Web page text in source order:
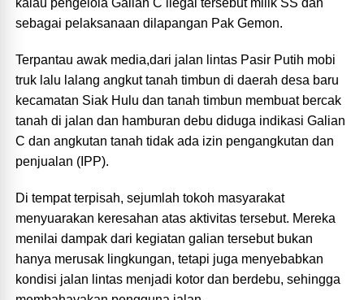
kalau pengelola Galian C ilegal tersebut milik SS dan
sebagai pelaksanaan dilapangan Pak Gemon.
Terpantau awak media,dari jalan lintas Pasir Putih mobi
truk lalu lalang angkut tanah timbun di daerah desa baru
kecamatan Siak Hulu dan tanah timbun membuat bercak
tanah di jalan dan hamburan debu diduga indikasi Galian
C dan angkutan tanah tidak ada izin pengangkutan dan
penjualan (IPP).
Di tempat terpisah, sejumlah tokoh masyarakat
menyuarakan keresahan atas aktivitas tersebut. Mereka
menilai dampak dari kegiatan galian tersebut bukan
hanya merusak lingkungan, tetapi juga menyebabkan
kondisi jalan lintas menjadi kotor dan berdebu, sehingga